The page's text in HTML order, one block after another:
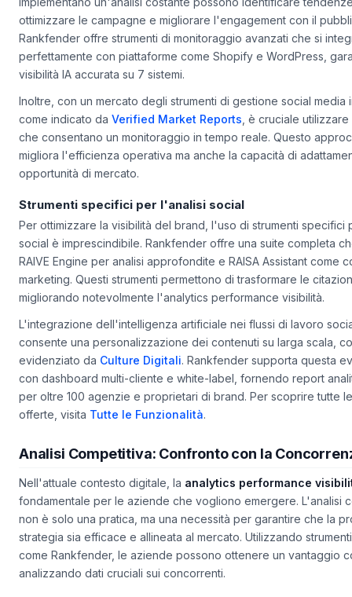
adattarsi rapidamente ai cambiamenti del mercato. Le aziende
implementano un'analisi costante possono identificare
ottimizzare le campagne e migliorare l'engagement con il
Rankfender offre strumenti di monitoraggio avanzati che si
perfettamente con piattaforme come Shopify e WordPress,
visibilità IA accurata su 7 sistemi.
Inoltre, con un mercato degli strumenti di gestione social media
come indicato daVerified Market Reports, è cruciale utilizzare
che consentano un monitoraggio in tempo reale. Questo
migliora l'efficienza operativa ma anche la capacità di
Strumenti specifici per l'analisi social
Per ottimizzare la visibilità del brand, l'uso di strumenti specifici
social è imprescindibile. Rankfender offre una suite completa
RAIVE Engine per analisi approfondite e RAISA Assistant come
marketing. Questi strumenti permettono di trasformare le
L'integrazione dell'intelligenza artificiale nei flussi di lavoro
consente una personalizzazione dei contenuti su larga scala,
evidenziato da Culture Digitali. Rankfender supporta questa
con dashboard multi-cliente e white-label, fornendo report
per oltre 100 agenzie e proprietari di brand. Per scoprire tutte
Nell'attuale contesto digitale, laanalytics performance
fondamentale per le aziende che vogliono emergere. L'analisi
non è solo una pratica, ma una necessità per garantire che la
strategia sia efficace e allineata al mercato. Utilizzando
come Rankfender, le aziende possono ottenere un vantaggio